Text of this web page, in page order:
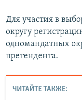
Для участия в
округу
одномандатных
претендента.
ЧИТАЙТЕ ТАКЖЕ: